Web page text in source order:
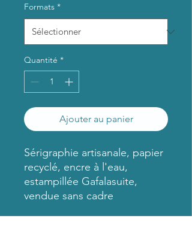
Formats *
Quantité *
Ajouter au panier
Sérigraphie artisanale, papier
recyclé, encre à l'eau,
estampillée Gafalasuite,
vendue sans cadre